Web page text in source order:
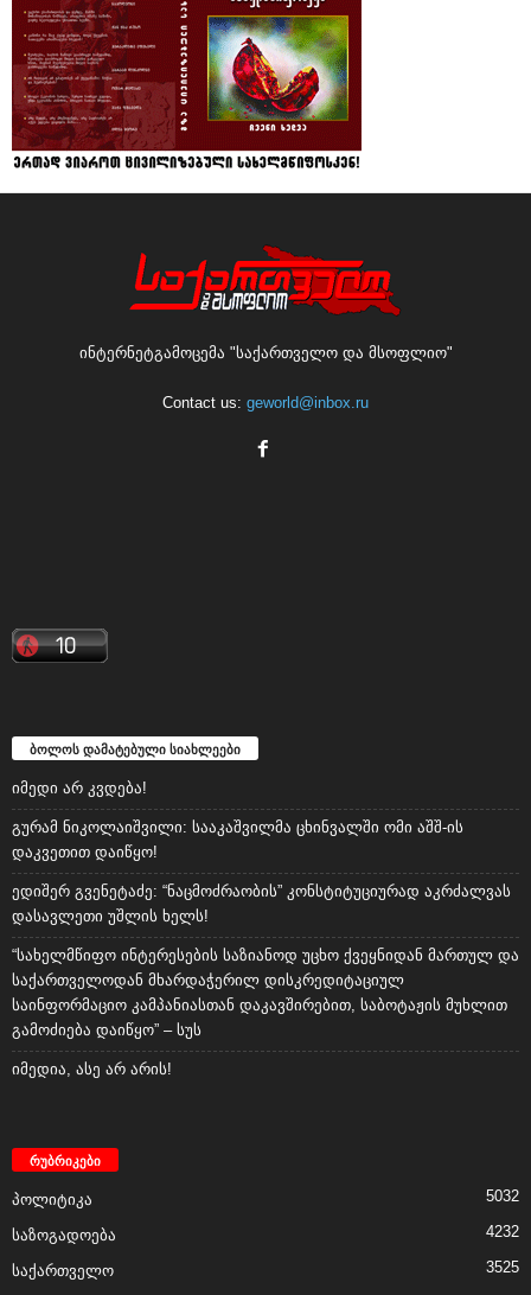
ინტერნეტგამოცემა "საქართველო და მსოფლიო"
Contact us: geworld@inbox.ru
ბოლოს დამატებული სიახლეები
იმედი არ კვდება!
გურამ ნიკოლაიშვილი: სააკაშვილმა ცხინვალში ომი აშშ-ის
დაკვეთით დაიწყო!
ედიშერ გვენეტაძე: “ნაცმოძრაობის” კონსტიტუციურად აკრძალვას
დასავლეთი უშლის ხელს!
“სახელმწიფო ინტერესების საზიანოდ უცხო ქვეყნიდან მართულ და
საქართველოდან მხარდაჭერილ დისკრედიტაციულ
საინფორმაციო კამპანიასთან დაკავშირებით, საბოტაჟის მუხლით
გამოძიება დაიწყო” – სუს
იმედია, ასე არ არის!
რუბრიკები
პოლიტიკა 5032
საზოგადოება 4232
საქართველო
3525